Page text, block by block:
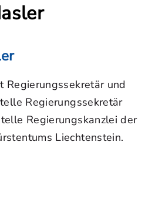
Regierungssekretär und
Regierungssekretär
Regierungskanzlei der
Liechtenstein.